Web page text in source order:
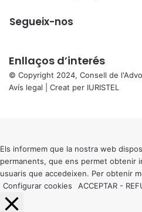
Segueix-nos
Enllaços d’interés
© Copyright 2024, Consell de
Avís legal | Creat per IURISTEL
button
Els informem que la nostra web
permanents, que ens permet obtenir
usuaris que accedeixen. Per obtenir
Configurar cookies
ACCEPTAR -